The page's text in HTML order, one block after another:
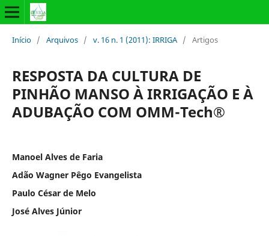
Início / Arquivos / v. 16 n. 1 (2011): IRRIGA / Artigos
RESPOSTA DA CULTURA DE
PINHÃO MANSO À IRRIGAÇÃO E À
ADUBAÇÃO COM OMM-Tech®
Manoel Alves de Faria
Adão Wagner Pêgo Evangelista
Paulo César de Melo
José Alves Júnior